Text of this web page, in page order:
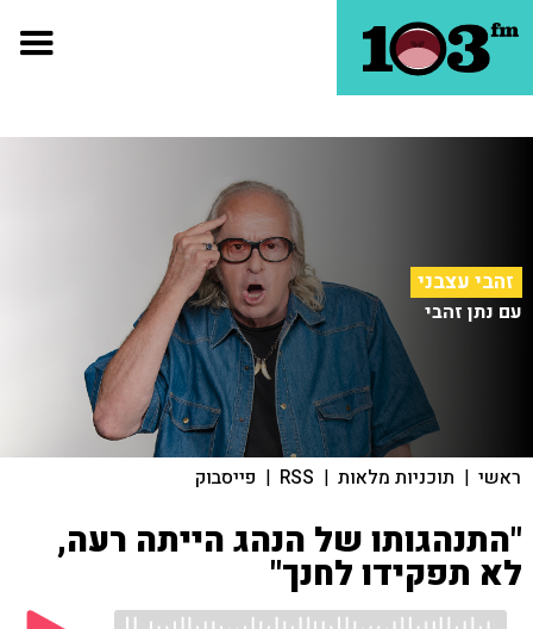
זהבי עצבני
עם נתן זהבי
ראשי | תוכניות מלאות |
RSS
| פייסבוק
"התנהגותו של הנהג הייתה רעה,
לא תפקידו לחנך"